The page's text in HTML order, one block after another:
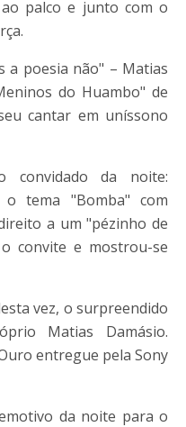
palco e junto com o
a poesia não" – Matias
do Huambo" de
cantar em uníssono
convidado da noite:
o tema "Bomba" com
a um "pézinho de
convite e mostrou-se
vez, o surpreendido
Matias Damásio.
entregue pela Sony
da noite para o